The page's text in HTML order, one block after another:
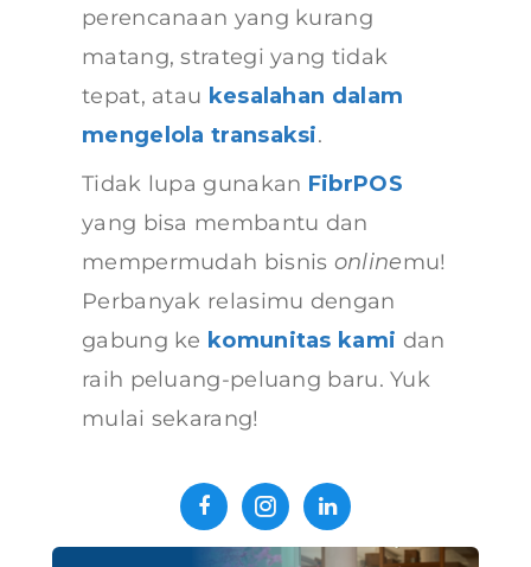
perencanaan yang kurang
matang, strategi yang tidak
tepat, atau kesalahan dalam
mengelola transaksi.
Tidak lupa gunakan FibrPOS
yang bisa membantu dan
mempermudah bisnis onlinemu!
Perbanyak relasimu dengan
gabung ke komunitas kami dan
raih peluang-peluang baru. Yuk
mulai sekarang!